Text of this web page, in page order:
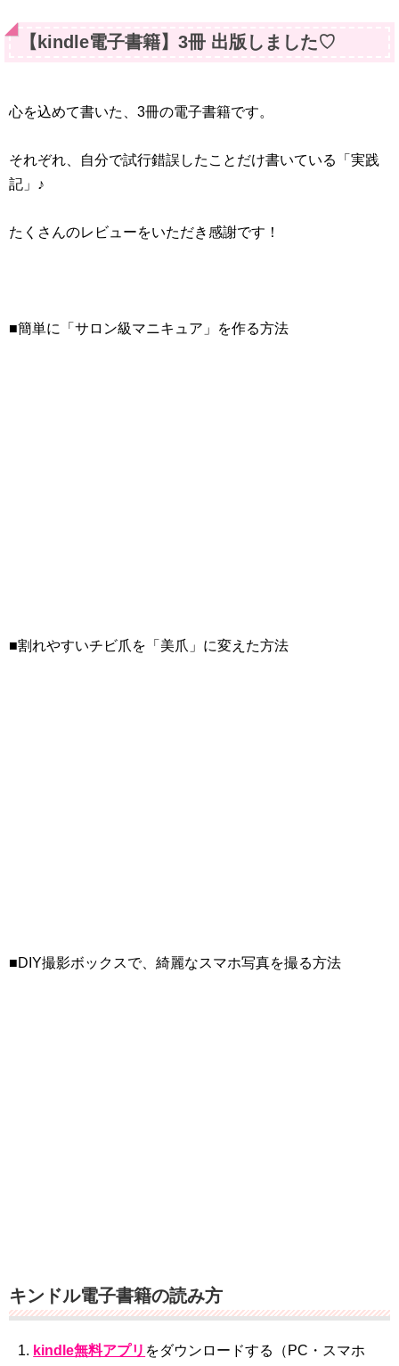
【kindle電子書籍】3冊 出版しました♡
心を込めて書いた、3冊の電子書籍です。
それぞれ、自分で試行錯誤したことだけ書いている「実践
記」♪
たくさんのレビューをいただき感謝です！
■簡単に「サロン級マニキュア」を作る方法
■割れやすいチビ爪を「美爪」に変えた方法
■DIY撮影ボックスで、綺麗なスマホ写真を撮る方法
キンドル電子書籍の読み方
kindle無料アプリ をダウンロードする（PC・スマホ